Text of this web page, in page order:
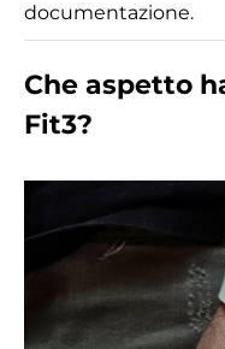
documentazione.
Che aspetto
Fit3?